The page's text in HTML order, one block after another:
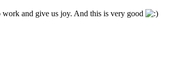
and give us joy. And this is very good